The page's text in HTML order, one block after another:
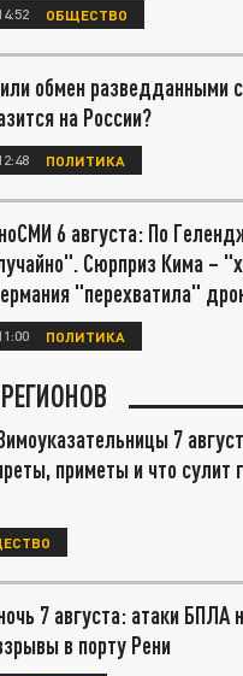
ОБЩЕСТВО
обмен разведданными
на России?
ПОЛИТИКА
6 августа: По
Сюрприз Кима –
"перехватила"
ПОЛИТИКА
7
приметы и что сулит
7 августа: атаки БПЛА
в порту Рени